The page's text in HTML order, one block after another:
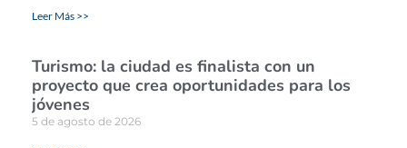
Leer Más >>
Turismo: la ciudad es finalista con un
proyecto que crea oportunidades para los
jóvenes
5 de agosto de 2026